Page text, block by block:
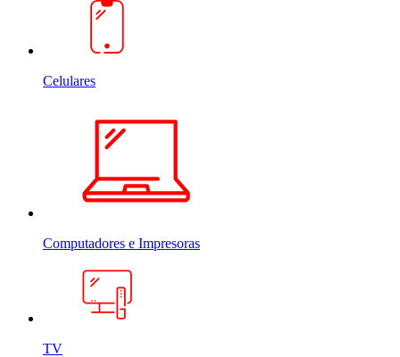
Celulares
Computadores e Impresoras
TV